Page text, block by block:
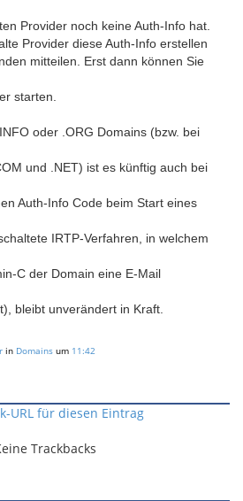
Provider noch keine Auth-Info hat.
Provider diese Auth-Info erstellen
mitteilen. Erst dann können Sie
starten.
oder .ORG Domains (bzw. bei
und .NET) ist es künftig auch bei
Auth-Info Code beim Start eines
IRTP-Verfahren, in welchem
C der Domain eine E-Mail
bleibt unverändert in Kraft.
in Domains um 11:42
URL für diesen Eintrag
Trackbacks